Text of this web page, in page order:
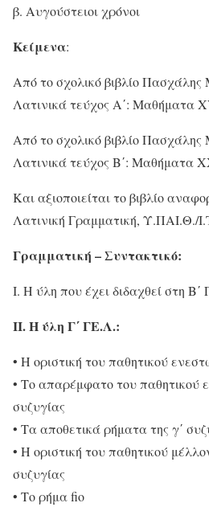
β. Αυγούστειοι χρόνοι
Κείμενα:
Από το σχολικό βιβλίο Πασχάλης
Λατινικά τεύχος Α΄: Μαθήματα
Από το σχολικό βιβλίο Πασχάλης
Λατινικά τεύχος Β΄: Μαθήματα
Και αξιοποιείται το βιβλίο
Λατινική Γραμματική,
Γραμματική – Συντακτικό:
I. Η ύλη που έχει διδαχθεί στη Β΄
II. Η ύλη Γ΄ ΓΕ.Λ.:
• Η οριστική του παθητικού
• Το απαρέμφατο του παθητικού
συζυγίας
• Τα αποθετικά ρήματα της γ΄
• Η οριστική του παθητικού
συζυγίας
• Το ρήμα fio